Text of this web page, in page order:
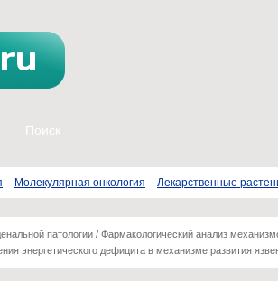
Молекулярная онкология Лекарственные
патологии / Фармакологический анализ
энергетического дефицита в механизме развития